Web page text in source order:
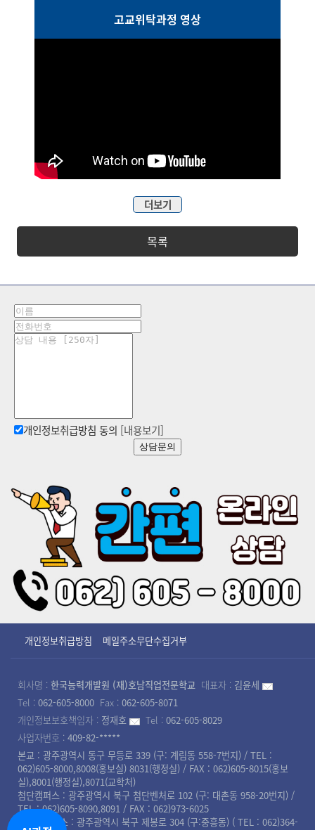
고교위탁과정 영상
더보기
목록
개인정보취급방침 동의 [내용보기]
상담문의
개인정보취급방침 메일주소무단수집거부
회사명 : 한국능력개발원 (재)호남직업전문학교 대표자 : 김윤세
Tel : 062-605-8000 Fax : 062-605-8071
개인정보보호책임자 : 정재호 Tel : 062-605-8029
사업자번호 : 409-82-*****
본교 : 광주광역시 동구 무등로 339 (구: 계림동 558-7번지) / TEL :
062)605-8000,8008(홍보실) 8031(행정실) / FAX : 062)605-8015(홍보
실),8001(행정실),8071(교학처)
첨단캠퍼스 : 광주광역시 북구 첨단벤처로 102 (구: 대촌동 958-20번지) /
TEL : 062)605-8090,8091 / FAX : 062)973-6025
북광주캠퍼스 : 광주광역시 북구 제봉로 304 (구:중흥동) ( TEL : 062)364-